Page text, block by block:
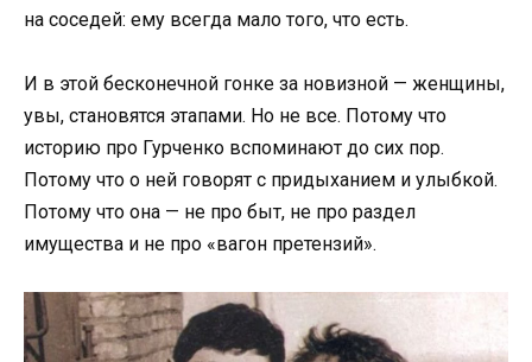
на соседей: ему всегда мало того, что есть.
И в этой бесконечной гонке за новизной — женщины,
увы, становятся этапами. Но не все. Потому что
историю про Гурченко вспоминают до сих пор.
Потому что о ней говорят с придыханием и улыбкой.
Потому что она — не про быт, не про раздел
имущества и не про «вагон претензий».